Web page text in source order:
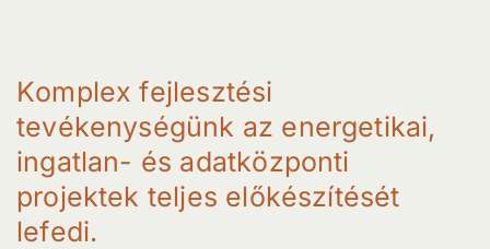
Komplex fejlesztési
tevékenységünk az energetikai,
ingatlan- és adatközponti
projektek teljes előkészítését
lefedi.